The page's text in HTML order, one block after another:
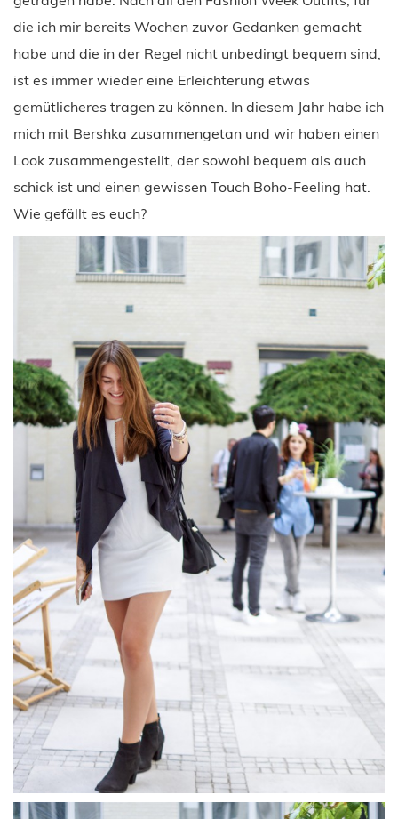
die ich mir bereits Wochen zuvor Gedanken gemacht
habe und die in der Regel nicht unbedingt bequem sind,
ist es immer wieder eine Erleichterung etwas
gemütlicheres tragen zu können. In diesem Jahr habe ich
mich mit Bershka zusammengetan und wir haben einen
Look zusammengestellt, der sowohl bequem als auch
schick ist und einen gewissen Touch Boho-Feeling hat.
Wie gefällt es euch?